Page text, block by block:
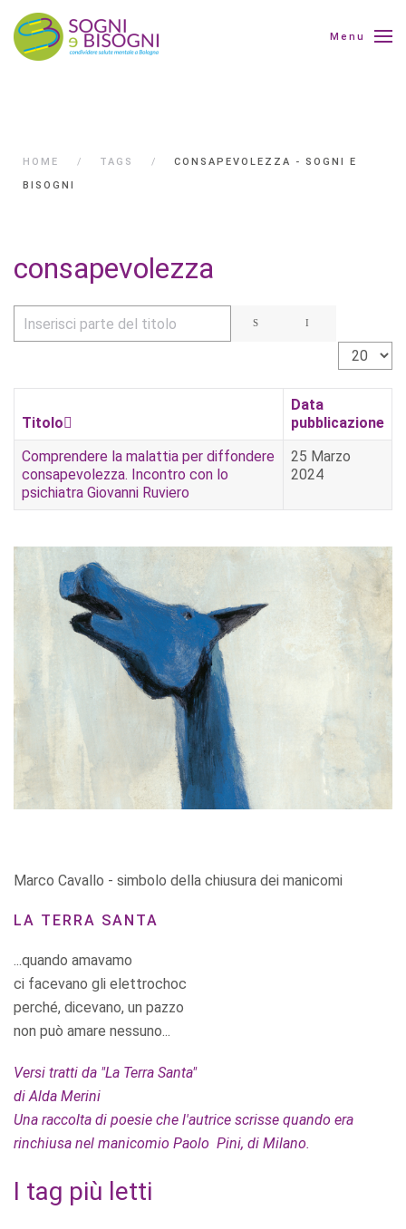
Menu
HOME TAGS
CONSAPEVOLEZZA - SOGNI E
BISOGNI
consapevolezza
Inserisci parte del titolo
Visualizza
Titolo
Data
pubblicazione
Comprendere la malattia per diffondere
consapevolezza. Incontro con lo
psichiatra Giovanni Ruviero
25 Marzo
2024
Marco Cavallo - simbolo della chiusura dei manicomi
LA TERRA SANTA
...quando amavamo
ci facevano gli elettrochoc
perché, dicevano, un pazzo
non può amare nessuno...
Versi tratti da "La Terra Santa"
di Alda Merini
Una raccolta di poesie che l'autrice scrisse quando era
rinchiusa nel manicomio Paolo Pini, di Milano.
I tag più letti